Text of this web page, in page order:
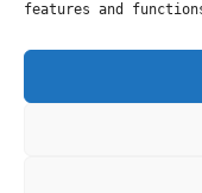
features and